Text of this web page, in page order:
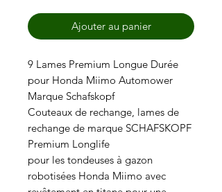
Ajouter au panier
9 Lames Premium Longue Durée
pour Honda Miimo Automower
Marque Schafskopf
Couteaux de rechange, lames de
rechange de marque SCHAFSKOPF
Premium Longlife
pour les tondeuses à gazon
robotisées Honda Miimo avec